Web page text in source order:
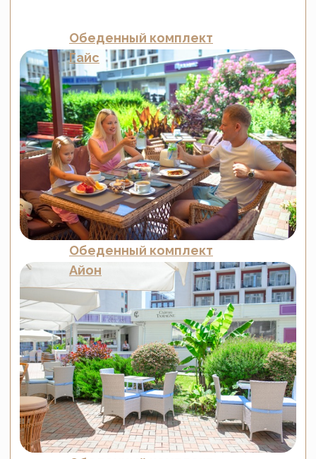
Собственное производство
Мебель создается вручную на нашей
фабрике в Краснодаре. Мы
контролируем качество на каждом
этапе — от рамы до упаковки.
Прямые продажи с фабрики — без
посредников и наценок. Независим от
курса валют и колебаний цен на рынке.